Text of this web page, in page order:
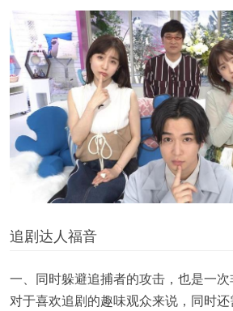
追剧达人福音
一、同时躲避追捕者的攻击，也是一次
对于喜欢追剧的趣味观众来说，同时还